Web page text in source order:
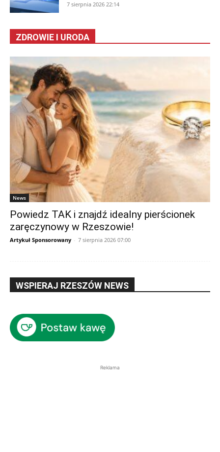
7 sierpnia 2026 22:14
ZDROWIE I URODA
News
Powiedz TAK i znajdź idealny pierścionek
zaręczynowy w Rzeszowie!
Artykuł Sponsorowany - 7 sierpnia 2026 07:00
WSPIERAJ RZESZÓW NEWS
Reklama